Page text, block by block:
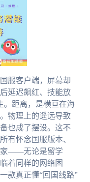
服客户端，屏幕却
延迟飙红、技能放
。距离，是横亘在海
物理上的遥远导致
也成了摆设。这不
有怀念国服版本、
家——无论是留学
着同样的网络困
款真正懂“回国线路”